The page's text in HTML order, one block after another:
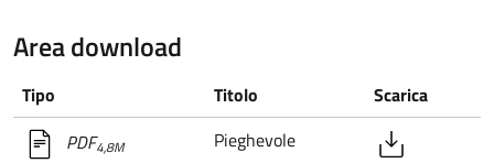
Area download
Tipo Titolo
Scarica
PDF4,8M Pieghevole